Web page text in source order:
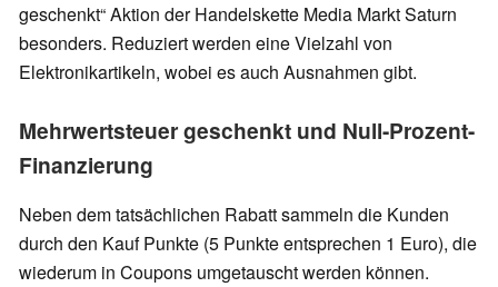
geschenkt“ Aktion der Handelskette Media Markt Saturn
besonders. Reduziert werden eine Vielzahl von
Elektronikartikeln, wobei es auch Ausnahmen gibt.
Mehrwertsteuer geschenkt und Null-Prozent-
Finanzierung
Neben dem tatsächlichen Rabatt sammeln die Kunden
durch den Kauf Punkte (5 Punkte entsprechen 1 Euro), die
wiederum in Coupons umgetauscht werden können.